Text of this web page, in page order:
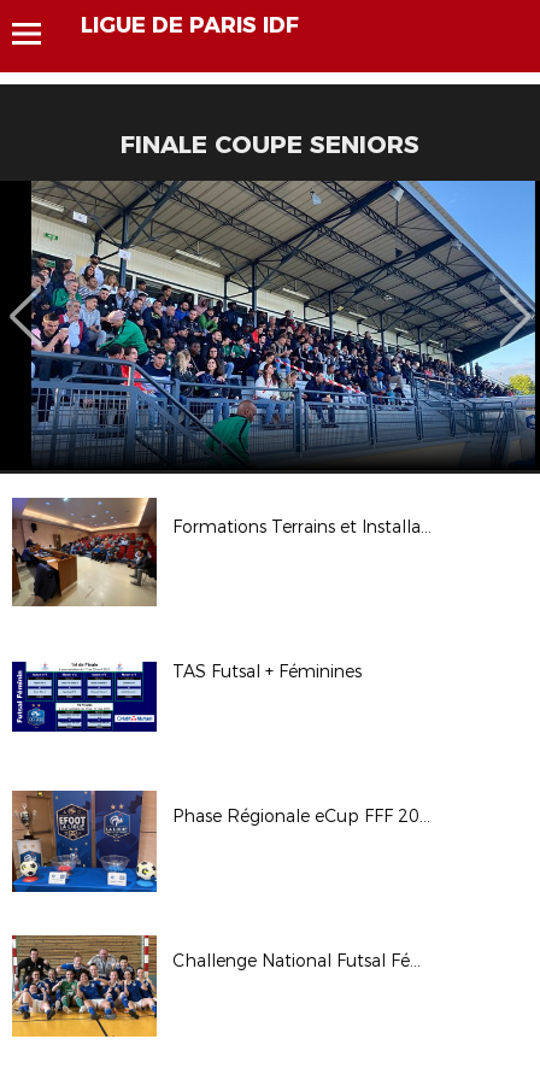
LIGUE DE PARIS IDF
FINALE COUPE SENIORS
Formations Terrains et Installations Sportives
TAS Futsal + Féminines
Phase Régionale eCup FFF 2023
Challenge National Futsal Féminin